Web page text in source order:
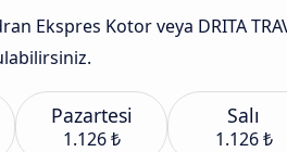
Ekspres Kotor veya DRITA
Pazartesi
1.126 ₺
Salı
1.126 ₺